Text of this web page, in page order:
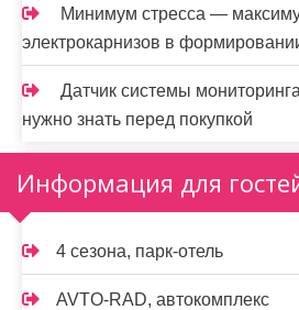
Минимум стресса —
электрокарнизов в
Датчик системы
нужно знать перед покупкой
Информация для
4 сезона, парк-отель
AVTO-RAD, автокомплекс